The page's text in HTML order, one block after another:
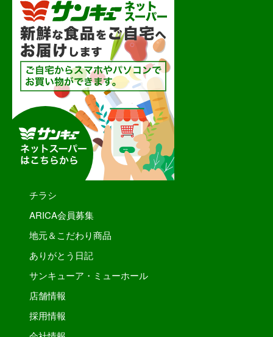
チラシ
ARICA会員募集
地元＆こだわり商品
ありがとう日記
サンキューア・ミューホール
店舗情報
採用情報